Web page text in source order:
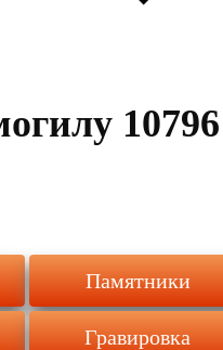
10796
Памятники
Гравировка